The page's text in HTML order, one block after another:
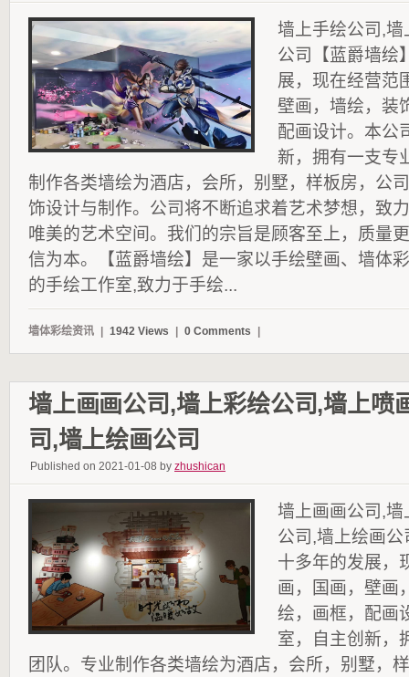
墙上手绘公司,
公司【蓝爵墙绘
展，现在经营范
壁画，墙绘，装
配画设计。本公
新，拥有一支专
制作各类墙绘为酒店，会所，别墅，样板房，公
饰设计与制作。公司将不断追求着艺术梦想，致
唯美的艺术空间。我们的宗旨是顾客至上，质量
信为本。【蓝爵墙绘】是一家以手绘壁画、墙体
的手绘工作室,致力于手绘...
墙体彩绘资讯 1942 Views 0 Comments
墙上画画公司,墙上彩绘公司,墙上喷
司,墙上绘画公司
Published on 2021-01-08 by zhushican
墙上画画公司,
公司,墙上绘画
十多年的发展，
画，国画，壁画
绘，画框，配画
室，自主创新，
团队。专业制作各类墙绘为酒店，会所，别墅，